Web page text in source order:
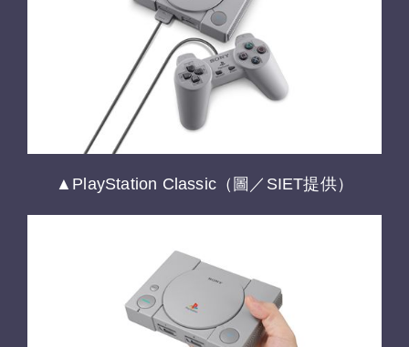
▲PlayStation Classic（圖／SIET提供）